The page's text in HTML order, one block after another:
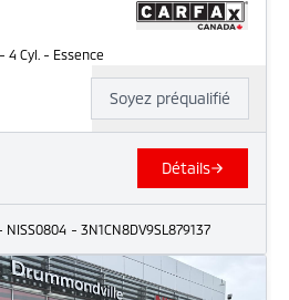
4 Cyl. - Essence
Soyez préqualifié
Détails
NISS0804 - 3N1CN8DV9SL879137